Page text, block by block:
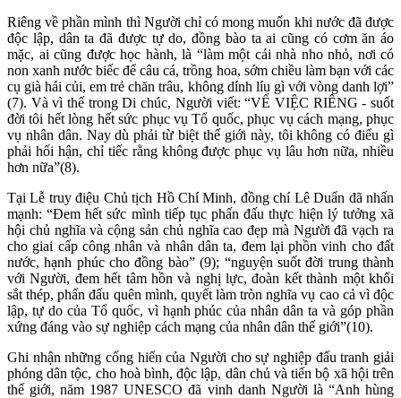
Riêng về phần mình thì Người chỉ có mong muốn khi nước đã được
độc lập, dân ta đã được tự do, đồng bào ta ai cũng có cơm ăn áo
mặc, ai cũng được học hành, là “làm một cái nhà nho nhỏ, nơi có
non xanh nước biếc để câu cá, trồng hoa, sớm chiều làm bạn với các
cụ già hái củi, em trẻ chăn trâu, không dính líu gì với vòng danh lợi”
(7). Và vì thế trong Di chúc, Người viết: “VỂ VIỆC RIÊNG - suốt
đời tôi hết lòng hết sức phục vụ Tổ quốc, phục vụ cách mạng, phục
vụ nhân dân. Nay dù phải từ biệt thế giới này, tôi không có điểu gì
phải hối hận, chỉ tiếc rằng không được phục vụ lâu hơn nữa, nhiều
hơn nữa”(8).
Tại Lễ truy điệu Chủ tịch Hồ Chí Minh, đồng chí Lê Duẩn đã nhấn
mạnh: “Đem hết sức mình tiếp tục phấn đấu thực hiện lý tưởng xã
hội chủ nghĩa và cộng sản chủ nghĩa cao đẹp mà Người đã vạch ra
cho giai cấp công nhân và nhân dân ta, đem lại phồn vinh cho đất
nước, hạnh phúc cho đồng bào” (9); “nguyện suốt đời trung thành
với Người, đem hết tâm hồn và nghị lực, đoàn kết thành một khối
sắt thép, phấn đấu quên mình, quyết làm tròn nghĩa vụ cao cả vì độc
lập, tự do của Tổ quốc, vì hạnh phúc của nhân dân ta và góp phần
xứng đáng vào sự nghiệp cách mạng của nhân dân thế giới”(10).
Ghi nhận những cống hiến của Người cho sự nghiệp đấu tranh giải
phóng dân tộc, cho hoà bình, độc lập, dân chủ và tiến bộ xã hội trên
thế giới, năm 1987 UNESCO đã vinh danh Người là “Anh hùng